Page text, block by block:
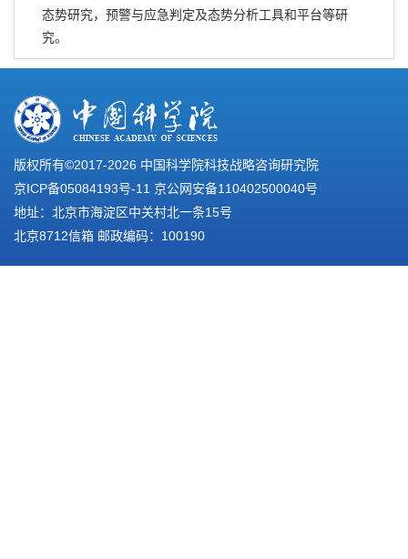
态势研究，预警与应急判定及态势分析工具和平台等研
究。
版权所有©2017-2026 中国科学院科技战略咨询研究院
京ICP备05084193号-11 京公网安备110402500040号
地址：北京市海淀区中关村北一条15号
北京8712信箱 邮政编码：100190